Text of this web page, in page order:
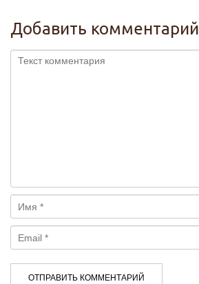
Добавить комментарий